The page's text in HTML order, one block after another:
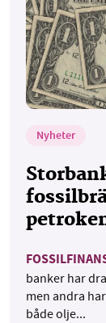
Nyheter
banker har
men andra
både olje...